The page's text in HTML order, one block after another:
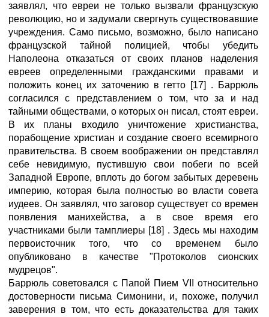
заявлял, что евреи не только вызвали французскую
революцию, но и задумали свергнуть существовавшие
учреждения. Само письмо, возможно, было написано
французской тайной полицией, чтобы убедить
Наполеона отказаться от своих планов наделения
евреев определенными гражданскими правами и
положить конец их заточению в гетто [17] . Баррюль
согласился с представлением о том, что за и над
тайными обществами, о которых он писал, стоят евреи.
В их планы входило уничтожение христианства,
порабощение христиан и создание своего всемирного
правительства. В своем воображении он представлял
себе невидимую, пустившую свои побеги по всей
Западной Европе, вплоть до богом забытых деревень
империю, которая была полностью во власти совета
иудеев. Он заявлял, что заговор существует со времен
появления манихейства, а в свое время его
участниками были тамплиеры [18] . Здесь мы находим
первоисточник того, что со временем было
опубликовано в качестве "Протоколов сионских
мудрецов".
Баррюль советовался с Папой Пием VII относительно
достоверности письма Симонини, и, похоже, получил
заверения в том, что есть доказательства для таких